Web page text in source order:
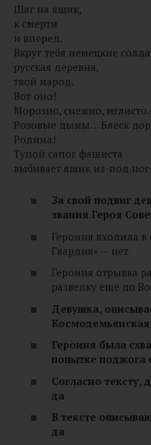
Шаг на ящик,
к смерти
и вперед.
Вкруг тебя немецкие
русская деревня,
твой народ.
Вот оно!
Морозно, снежно, мглисто.
Розовые дымы… Блеск
Родина!
Тупой сапог фашиста
выбивает ящик из-под
За свой подвиг
звания Героя
Героиня входила
Гвардия» — нет
Героиня отрывка
разведку еще до
Девушка,
Героиня была
попытке поджога
Согласно
да
В тексте
да